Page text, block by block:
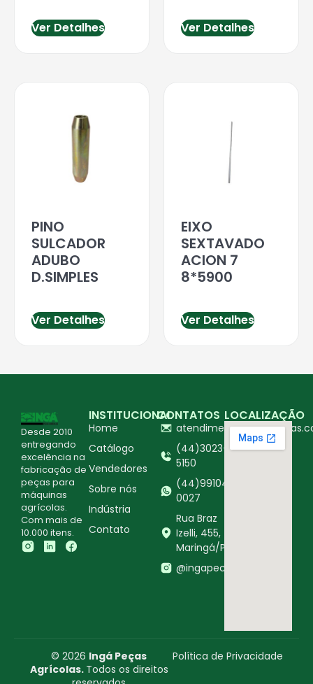
Ver Detalhes Ver Detalhes
PINO
SULCADOR
ADUBO
D.SIMPLES
Ver Detalhes
EIXO
SEXTAVADO
ACION 7
8*5900
Ver Detalhes
Desde 2010
entregando
excelência na
fabricação de
peças para
máquinas
agrícolas.
Com mais de
10.000 itens.
INSTITUCIONAL
Home
Catálogo
Vendedores
Sobre nós
Indústria
Contato
CONTATOS
(44)3023-
5150
(44)99104-
0027
Rua Braz
Izelli, 455,
Maringá/PR
@ingapecasagricolas
LOCALIZAÇÃO
© 2026 Ingá Peças
Agrícolas. Todos os direitos
Política de Privacidade